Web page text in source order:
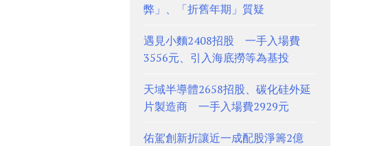
弊」、「折舊年期」質疑
遇見小麵2408招股 一手入場費
3556元、引入海底撈等為基投
天域半導體2658招股、碳化硅外延
片製造商 一手入場費2929元
佑駕創新折讓近一成配股淨籌2億